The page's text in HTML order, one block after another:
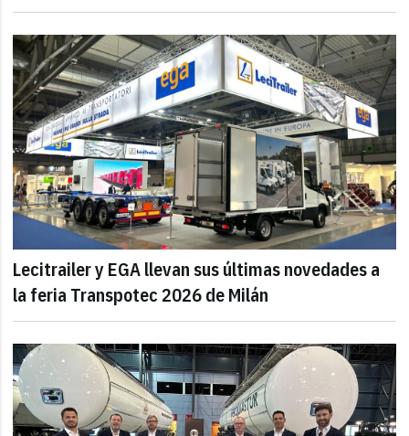
Lecitrailer y EGA llevan sus últimas novedades a
la feria Transpotec 2026 de Milán